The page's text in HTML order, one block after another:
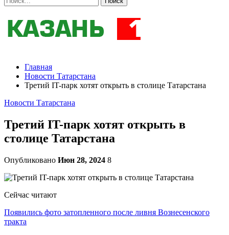
Главная
Новости Татарстана
Третий IT-парк хотят открыть в столице Татарстана
Новости Татарстана
Третий IT-парк хотят открыть в
столице Татарстана
Опубликовано Июн 28, 2024 8
Сейчас читают
Появились фото затопленного после ливня Вознесенского
тракта